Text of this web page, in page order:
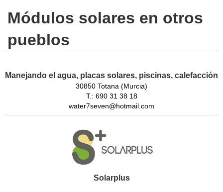
Módulos solares en otros
pueblos
Manejando el agua, placas solares, piscinas, calefacción
30850 Totana (Murcia)
T.: 690 31 38 18
water7seven@hotmail.com
Solarplus